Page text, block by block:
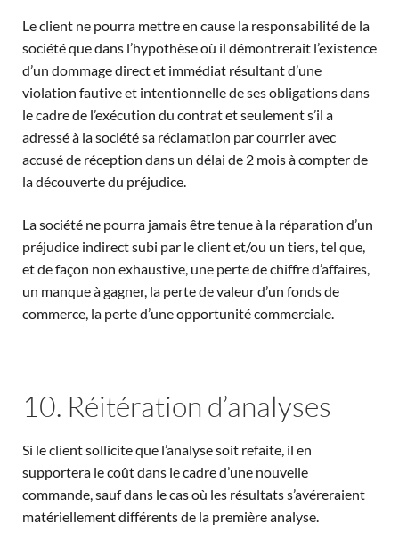
Le client ne pourra mettre en cause la responsabilité de la
société que dans l’hypothèse où il démontrerait l’existence
d’un dommage direct et immédiat résultant d’une
violation fautive et intentionnelle de ses obligations dans
le cadre de l’exécution du contrat et seulement s’il a
adressé à la société sa réclamation par courrier avec
accusé de réception dans un délai de 2 mois à compter de
la découverte du préjudice.
La société ne pourra jamais être tenue à la réparation d’un
préjudice indirect subi par le client et/ou un tiers, tel que,
et de façon non exhaustive, une perte de chiffre d’affaires,
un manque à gagner, la perte de valeur d’un fonds de
commerce, la perte d’une opportunité commerciale.
10. Réitération d’analyses
Si le client sollicite que l’analyse soit refaite, il en
supportera le coût dans le cadre d’une nouvelle
commande, sauf dans le cas où les résultats s’avéreraient
matériellement différents de la première analyse.